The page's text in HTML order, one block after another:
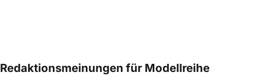
Redaktionsmeinungen für Modellreihe